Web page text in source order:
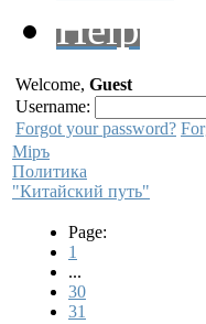
Help
Welcome, Guest
Username:
Forgot your password?
Мiръ
Политика
"Китайский путь"
Page:
1
...
30
31